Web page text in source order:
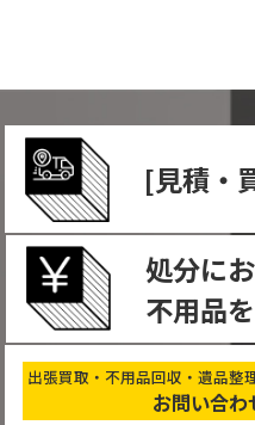
[⾒積・
処分に
不⽤品
出張買取・不用品回収・遺品整
お問い合わ